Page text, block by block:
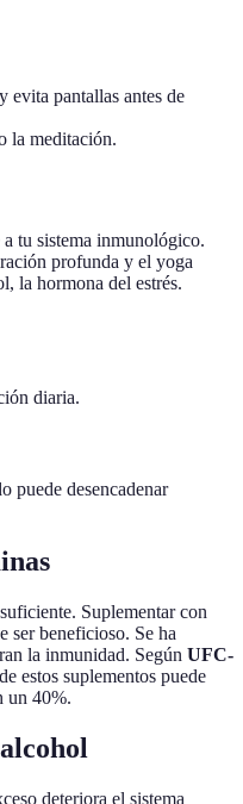
evita pantallas antes de
la meditación.
tu sistema inmunológico.
profunda y el yoga
la hormona del estrés.
diaria.
puede desencadenar
Suplementar con
ser beneficioso. Se ha
la inmunidad. Según UFC-
estos suplementos puede
un 40%.
deteriora el sistema